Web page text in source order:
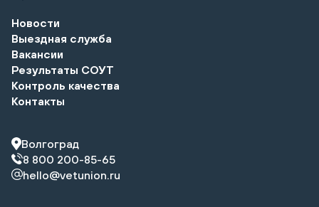
Новости
Выездная служба
Вакансии
Результаты СОУТ
Контроль качества
Контакты
Волгоград
8 800 200-85-65
hello@vetunion.ru